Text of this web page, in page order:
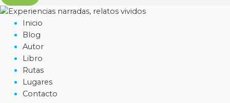
Inicio
Blog
Autor
Libro
Rutas
Lugares
Contacto